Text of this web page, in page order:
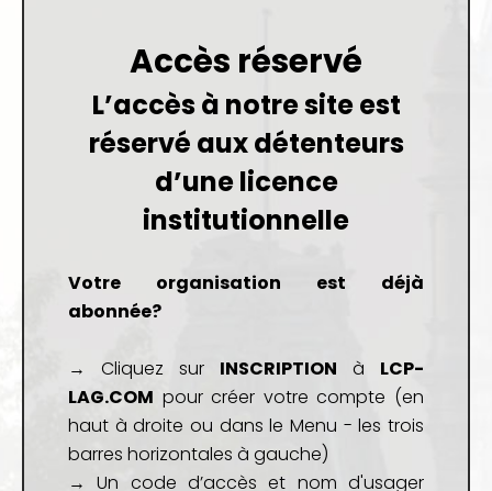
Accès réservé
L’accès à notre site est
réservé aux détenteurs
d’unelicence
institutionnelle
Votre organisation est déjà
abonnée?
→ Cliquez sur INSCRIPTION à LCP-
LAG.COM pour créer votre compte (en
haut à droite ou dans le Menu - les trois
barres horizontales à gauche)
→ Un code d’accès et nom d'usager